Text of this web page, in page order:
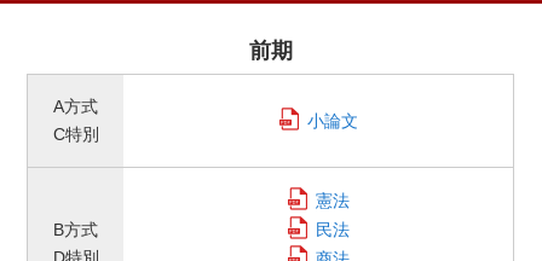
前期
A方式
C特別
小論文
B方式
D特別
憲法
民法